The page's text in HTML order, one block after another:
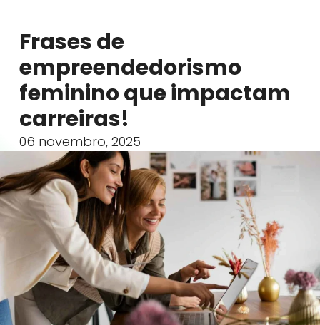
Frases de
empreendedorismo
feminino que impactam
carreiras!
06 novembro, 2025